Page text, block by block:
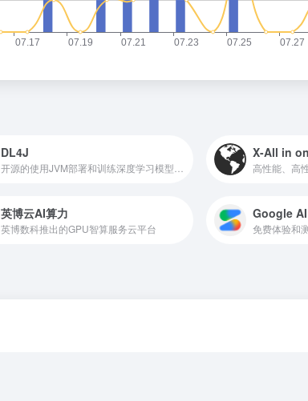
DL4J X-All in
高性能、高
英博云AI算力
英博数科推出的GPU智算服务云平台
Google
免费体验和